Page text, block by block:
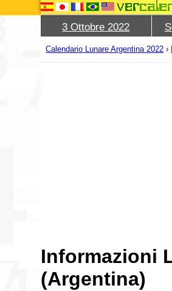
3 Ottobre 2022
Calendario Lunare Argentina 2022 ›
Informazioni
(Argentina)